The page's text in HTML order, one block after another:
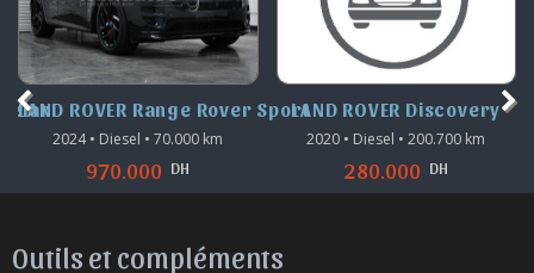
Velar
LAND ROVER Range Rover Sport
2024 • Diesel • 70.000 km
970.000 DH
LAND ROVER Discovery
2020 • Diesel • 200.700 km
280.000 DH
Outils et compléments